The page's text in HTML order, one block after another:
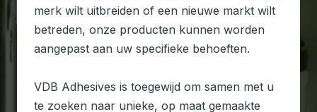
merk wilt uitbreiden of een nieuwe markt wilt
betreden, onze producten kunnen worden
aangepast aan uw specifieke behoeften.
VDB Adhesives is toegewijd om samen met u
te zoeken naar unieke, op maat gemaakte